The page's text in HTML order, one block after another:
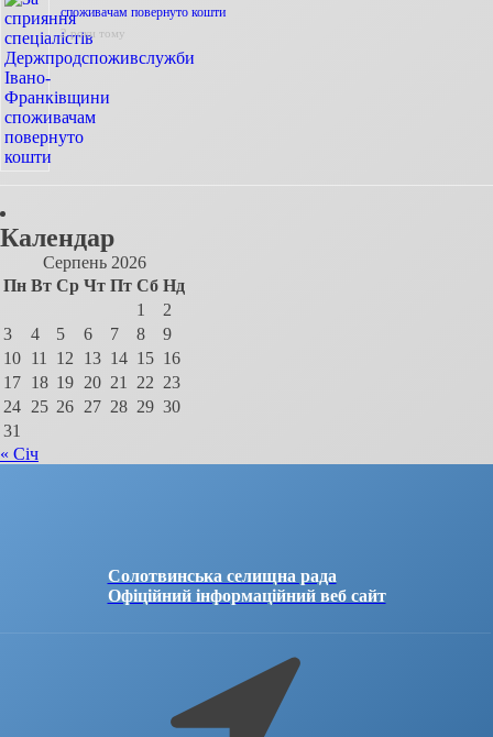
споживачам повернуто кошти
2 роки тому
Календар
Серпень 2026
Пн Вт Ср Чт Пт Сб Нд
1
2
3
4 5 6 7 8
9
10 11 12 13 14 15 16
17 18 19 20 21 22 23
24 25 26 27 28 29 30
31
« Січ
Солотвинська селищна рада
Офіційний інформаційний веб сайт